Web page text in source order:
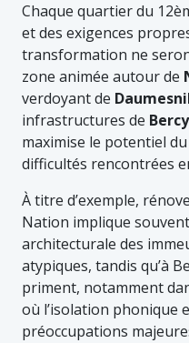
Chaque quartier du
et des exigences
transformation ne
zone animée autour de
verdoyant de
infrastructures de Bercy
maximise le potentiel
difficultés rencontrées
À titre d’exemple,
Nation implique
architecturale des
atypiques, tandis qu’à
priment, notamment
où l’isolation phonique
préoccupations